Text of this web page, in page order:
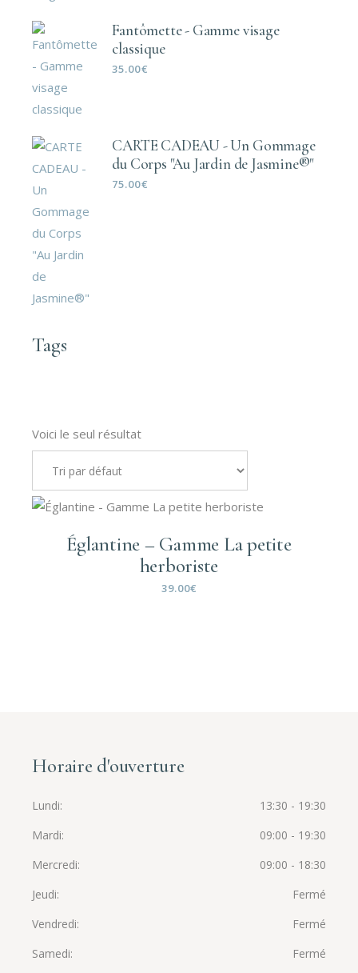
Voici le seul résultat
Églantine – Gamme La petite
herboriste
39.00€
Fantômette - Gamme visage
classique
35.00€
CARTE CADEAU - Un Gommage
du Corps "Au Jardin de Jasmine®"
75.00€
Tags
Horaire d'ouverture
Lundi
13:30 - 19:30
Mardi
09:00 - 19:30
Mercredi
09:00 - 18:30
Jeudi
Fermé
Vendredi
Fermé
Samedi
Fermé